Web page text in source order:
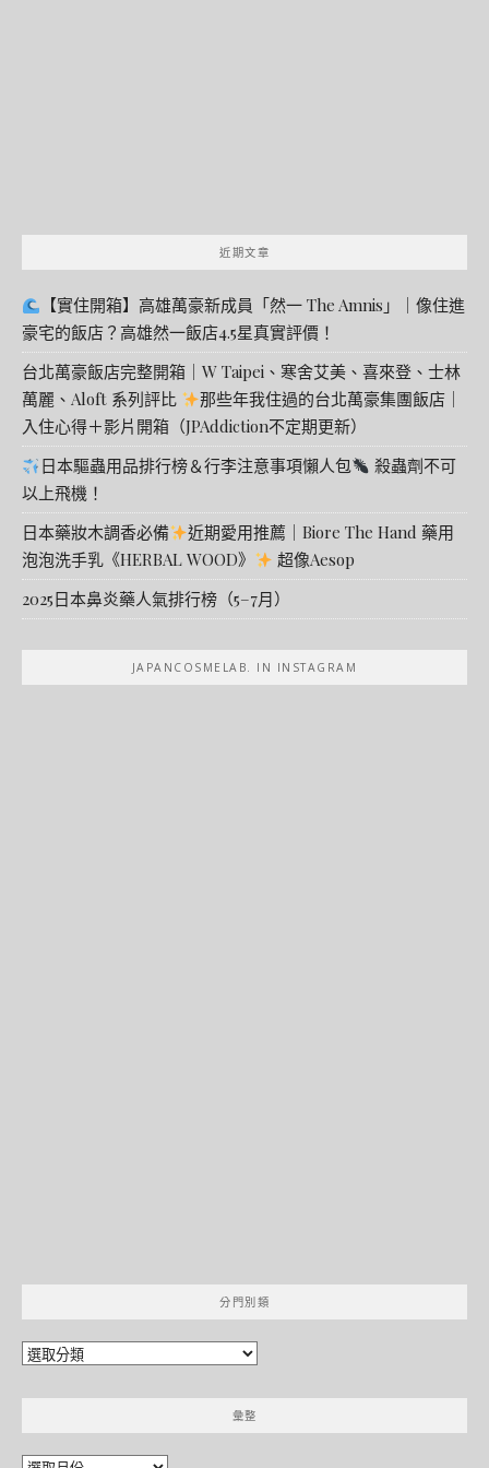
近期文章
【實住開箱】高雄萬豪新成員「然一 The Amnis」｜像住進
豪宅的飯店？高雄然一飯店4.5星真實評價！
台北萬豪飯店完整開箱｜W Taipei、寒舍艾美、喜來登、士林
萬麗、Aloft 系列評比
那些年我住過的台北萬豪集團飯店｜
入住心得＋影片開箱（JPAddiction不定期更新）
日本驅蟲用品排行榜＆行李注意事項懶人包
殺蟲劑不可
以上飛機！
日本藥妝木調香必備
近期愛用推薦｜Biore The Hand 藥用
泡泡洗手乳《HERBAL WOOD》
超像Aesop
2025日本鼻炎藥人氣排行榜（5–7月）
JAPANCOSMELAB. IN INSTAGRAM
分門別類
分
別
彙整